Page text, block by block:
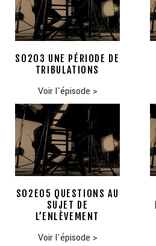
S0203 UNE PÉRIODE DE
TRIBULATIONS
Voir l'épisode >
S02E05 QUESTIONS AU
SUJET DE
L’ENLÈVEMENT
Voir l'épisode >